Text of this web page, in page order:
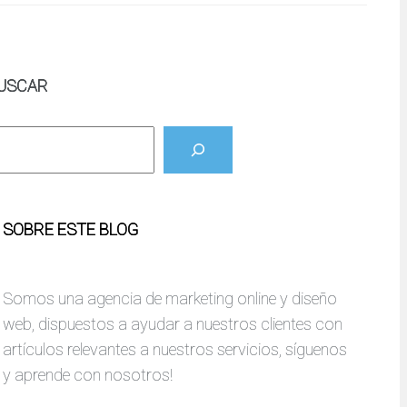
SOBRE ESTE BLOG
Somos una agencia de marketing online y diseño
web, dispuestos a ayudar a nuestros clientes con
artículos relevantes a nuestros servicios, síguenos
y aprende con nosotros!